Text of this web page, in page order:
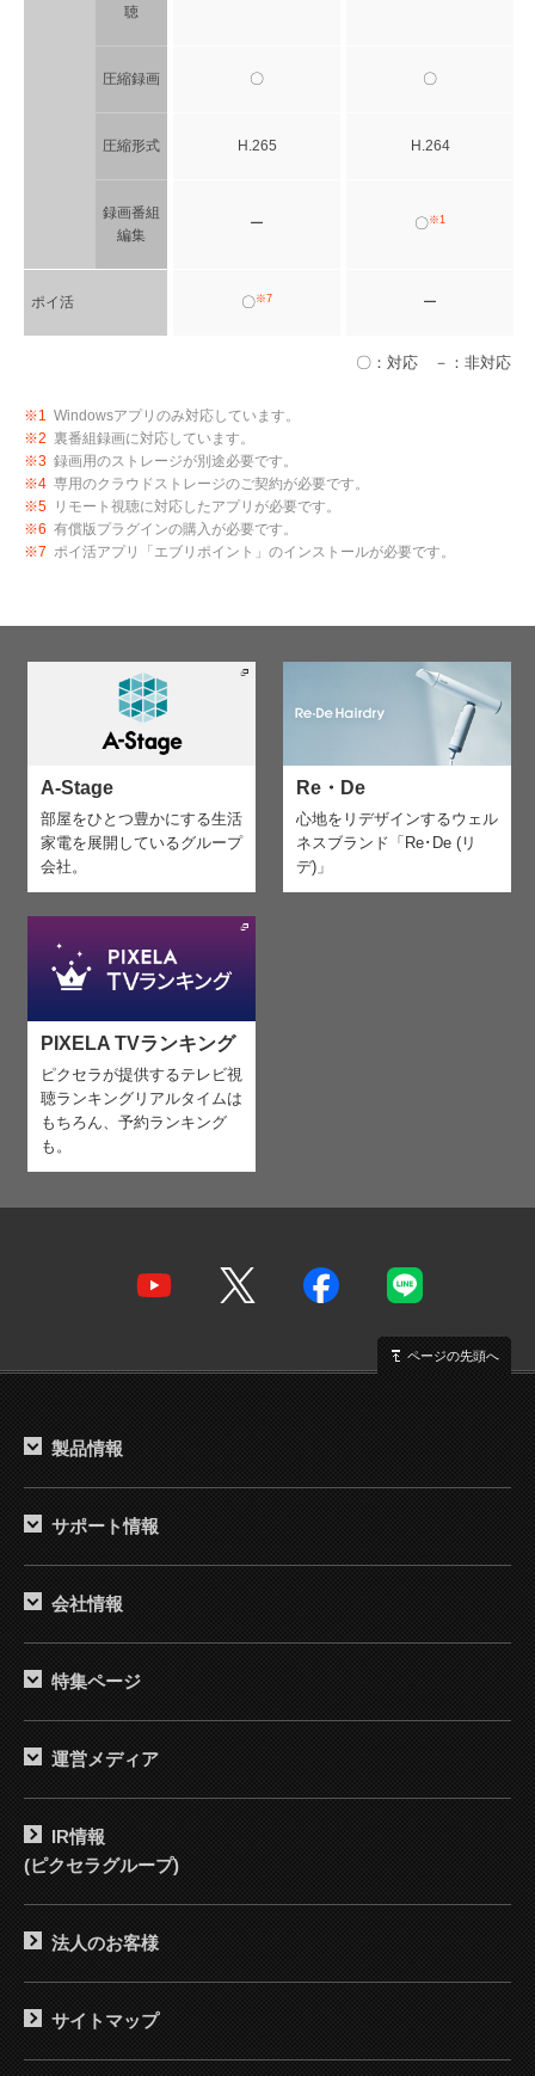
聴
圧縮録画
圧縮形式
録画番組
編集
ポイ活
〇
H.265
ー
〇※7
〇
H.264
〇※1
ー
〇：対応 －：非対応
※1 Windowsアプリのみ対応しています。
※2 裏番組録画に対応しています。
※3 録画用のストレージが別途必要です。
※4 専用のクラウドストレージのご契約が必要です。
※5
リモート視聴に対応したアプリが必要です。
※6 有償版プラグインの購入が必要です。
※7 ポイ活アプリ「エブリポイント」のインストールが必要です。
A-Stage
部屋をひとつ豊かにする生活
家電を展開しているグループ
会社。
Re・De
心地をリデザインするウェル
ネスブランド「Re･De (リ
デ)」
PIXELA TVランキング
ピクセラが提供するテレビ視
聴ランキング リアルタイムは
もちろん、予約ランキング
も。
ページの先頭へ
製品情報
サポート情報
会社情報
特集ページ
運営メディア
IR情報
(ピクセラグループ)
法人のお客様
サイトマップ